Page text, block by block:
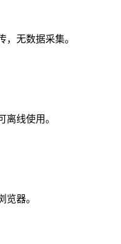
无数据采集。
离线使用。
览器。